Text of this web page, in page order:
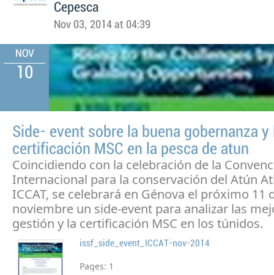
Cepesca
Nov 03, 2014 at 04:39
NOV
10
Side- event sobre la buena gobernanza y
certificación MSC en la pesca de atun
Coincidiendo con la celebración de la
Internacional para la conservación del Atún
ICCAT, se celebrará en Génova el próximo 11
noviembre un side-event para analizar las
gestión y la certificación MSC en los túnidos.
issf_side_event_ICCAT-nov-2014
Pages: 1